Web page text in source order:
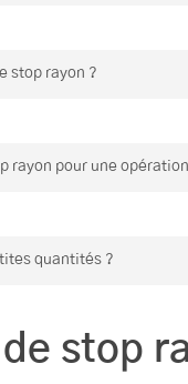
stop rayon ?
rayon pour une
quantités ?
stop